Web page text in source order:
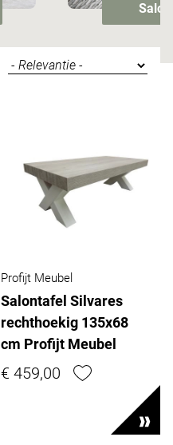
Profijt Meubel
Salontafel Silvares
rechthoekig 135x68
cm Profijt Meubel
€ 459,00